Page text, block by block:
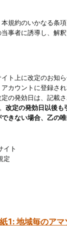
規約のいかなる条
事者に誘導し、解
ト上に改定のお知
カウントに登録さ
の発効日は、記載
改定の発効日以後も
きない場合、乙の
イト
定
1: 地域毎のア